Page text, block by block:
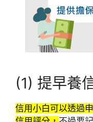
(1) 提早養
信用小白可以透過